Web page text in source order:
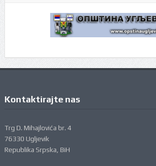
Kontaktirajte nas
Trg D. Mihajlovića br. 4
76330 Ugljevik
Republika Srpska, BiH